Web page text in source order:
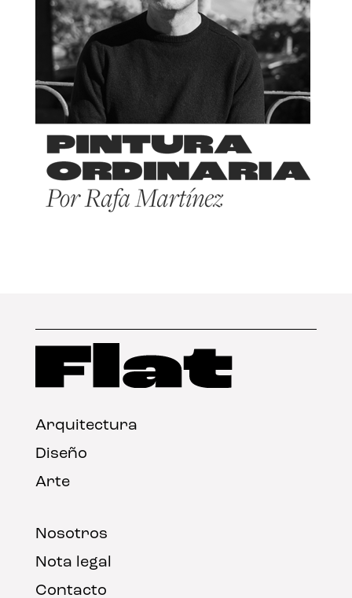
Arquitectura
Diseño
Arte
Nosotros
Nota legal
Contacto